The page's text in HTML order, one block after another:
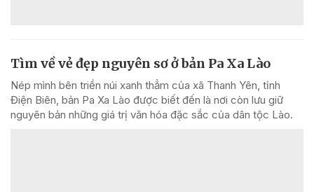
Tìm về vẻ đẹp nguyên sơ ở bản Pa Xa Lào
Nép mình bên triền núi xanh thẳm của xã Thanh Yên, tỉnh
Điện Biên, bản Pa Xa Lào được biết đến là nơi còn lưu giữ
nguyên bản những giá trị văn hóa đặc sắc của dân tộc Lào.